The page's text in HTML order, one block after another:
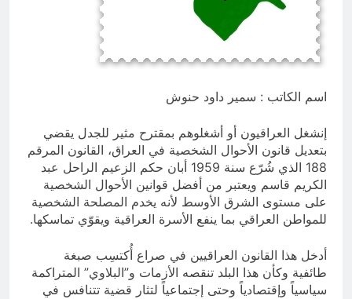
8 ساعات Ago
المخطط البياني للموت / راي الفلسفة
التجريدية للانسان
اسم الكاتب : سمير داود حنوش
إنشغل العراقيون أو أشغلوهم بمقترح مثير للجدل يقضي
بتعديل قانون الأحوال الشخصية في العراق، القانون المرقم
188 الذي شُرّع سنة 1959 أبان حكم الزعيم الراحل عبد
الكريم قاسم ويعتبر من أفضل قوانين الأحوال الشخصية
على مستوى الشرق الأوسط لأنه يخدم المصلحة الشخصية
للمواطن العراقي بما ينفع الأسرة العراقية ويقوّي تماسكها.
أدخل هذا القانون العراقيين في صراع أُكتسِب صبغة
طائفية وكأن هذا البلد تنقصه الأزمات و”البلاوي” المتراكمة
سياسياً وإقتصادياً وحتى إجتماعياً لتثار قضية تتنافس في